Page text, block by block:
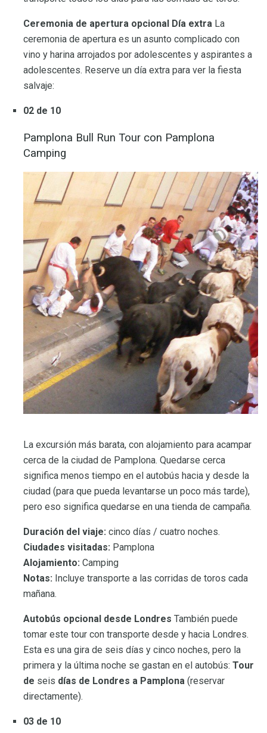
Ceremonia de apertura opcional Día extra La
ceremonia de apertura es un asunto complicado con
vino y harina arrojados por adolescentes y aspirantes a
adolescentes. Reserve un día extra para ver la fiesta
salvaje:
02 de 10
Pamplona Bull Run Tour con Pamplona
Camping
La excursión más barata, con alojamiento para acampar
cerca de la ciudad de Pamplona. Quedarse cerca
significa menos tiempo en el autobús hacia y desde la
ciudad (para que pueda levantarse un poco más tarde),
pero eso significa quedarse en una tienda de campaña.
Duración del viaje: cinco días / cuatro noches.
Ciudades visitadas: Pamplona
Alojamiento: Camping
Notas: Incluye transporte a las corridas de toros cada
mañana.
Autobús opcional desde Londres También puede
tomar este tour con transporte desde y hacia Londres.
Esta es una gira de seis días y cinco noches, pero la
primera y la última noche se gastan en el autobús: Tour
de seis días de Londres a Pamplona (reservar
directamente).
03 de 10